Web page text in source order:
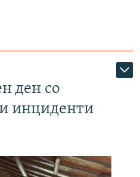
ден со
инциденти